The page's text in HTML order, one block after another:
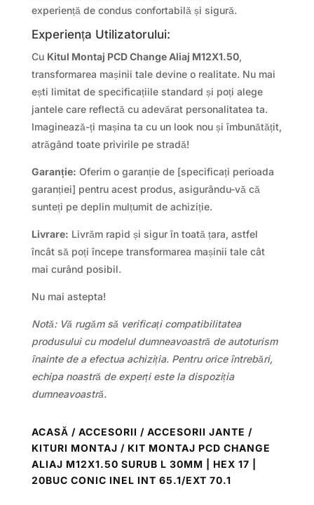
experiență de condus confortabilă și sigură.
Experiența Utilizatorului:
Cu Kitul Montaj PCD Change Aliaj M12X1.50,
transformarea mașinii tale devine o realitate. Nu mai
ești limitat de specificațiile standard și poți alege
jantele care reflectă cu adevărat personalitatea ta.
Imaginează-ți mașina ta cu un look nou și îmbunătățit,
atrăgând toate privirile pe stradă!
Garanție: Oferim o garanție de [specificați perioada
garanției] pentru acest produs, asigurându-vă că
sunteți pe deplin mulțumit de achiziție.
Livrare: Livrăm rapid și sigur în toată țara, astfel
încât să poți începe transformarea mașinii tale cât
mai curând posibil.
Nu mai astepta!
Notă: Vă rugăm să verificați compatibilitatea
produsului cu modelul dumneavoastră de autoturism
înainte de a efectua achiziția. Pentru orice întrebări,
echipa noastră de experți este la dispoziția
dumneavoastră.
ACASĂ / ACCESORII / ACCESORII JANTE /
KITURI MONTAJ / KIT MONTAJ PCD CHANGE
ALIAJ M12X1.50 SURUB L 30MM | HEX 17 |
20BUC CONIC INEL INT 65.1/EXT 70.1